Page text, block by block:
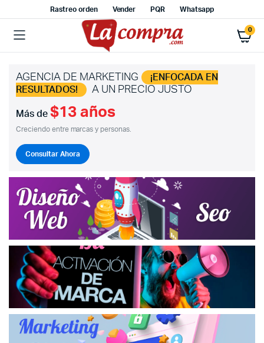
Rastreo orden Vender PQR Whatsapp
0
AGENCIA DE MARKETING
¡ENFOCADA EN
RESULTADOS!
A UN PRECIO JUSTO
Más de $13 años
Creciendo entre marcas y personas.
Consultar Ahora